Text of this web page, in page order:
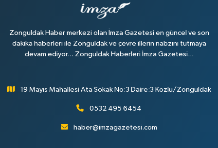
Zonguldak Haber merkezi olan İmza Gazetesi en güncel ve son
dakika haberleri ile Zonguldak ve çevre illerin nabzını tutmaya
devam ediyor... Zonguldak Haberleri İmza Gazetesi...
19 Mayıs Mahallesi Ata Sokak No:3 Daire:3 Kozlu/Zonguldak
0532 495 6454
haber@imzagazetesi.com